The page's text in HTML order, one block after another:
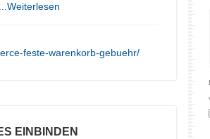
...Weiterlesen
feste-warenkorb-gebuehr/
EINBINDEN